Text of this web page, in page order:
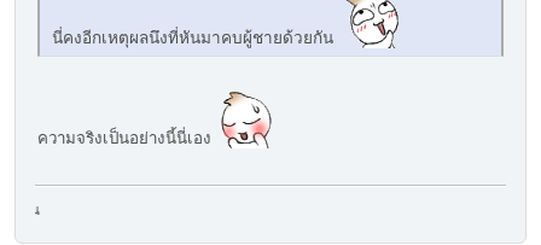
นี่คงอีกเหตุผลนึงที่หันมาคบผู้ชายด้วยกัน
ความจริงเป็นอย่างนี้นี่เอง